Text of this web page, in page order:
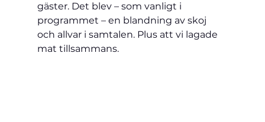
gäster. Det blev – som vanligt i
programmet – en blandning av skoj
och allvar i samtalen. Plus att vi lagade
mat tillsammans.